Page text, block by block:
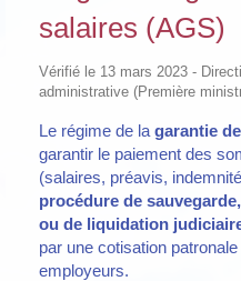
salaires (AGS)
Vérifié le 13 mars 2023 -
administrative (Première
Le régime de la garantie
garantir le paiement des
(salaires, préavis,
procédure de
ou de liquidation
par une cotisation patronale
employeurs.